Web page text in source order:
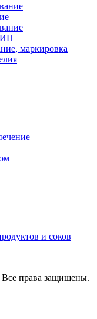
маркировка
и соков
права защищены.